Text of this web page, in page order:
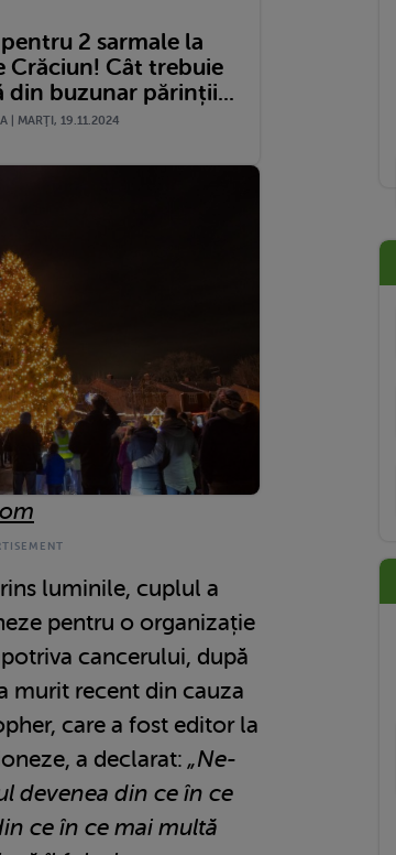
2 sarmale la
Crăciun! Cât trebuie
din buzunar părinții...
| MARŢI, 19.11.2024
luminile, cuplul a
pentru o organizație
cancerului, după
murit recent din cauza
care a fost editor la
a declarat: „Ne-
devenea din ce în ce
ce în ce mai multă